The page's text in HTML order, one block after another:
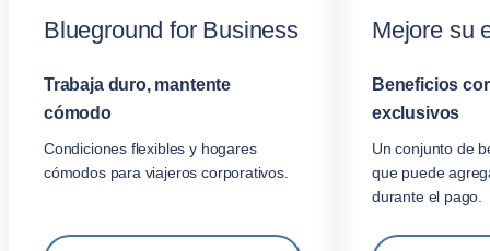
Blueground for Business
Trabaja duro, mantente
cómodo
Condiciones flexibles y hogares
cómodos para viajeros corporativos.
Mejore su
Beneficios
exclusivos
Un conjunto de
que puede
durante el pago.